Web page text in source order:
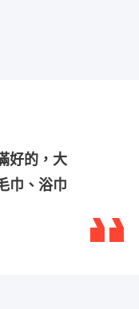
好的，大
巾、浴巾